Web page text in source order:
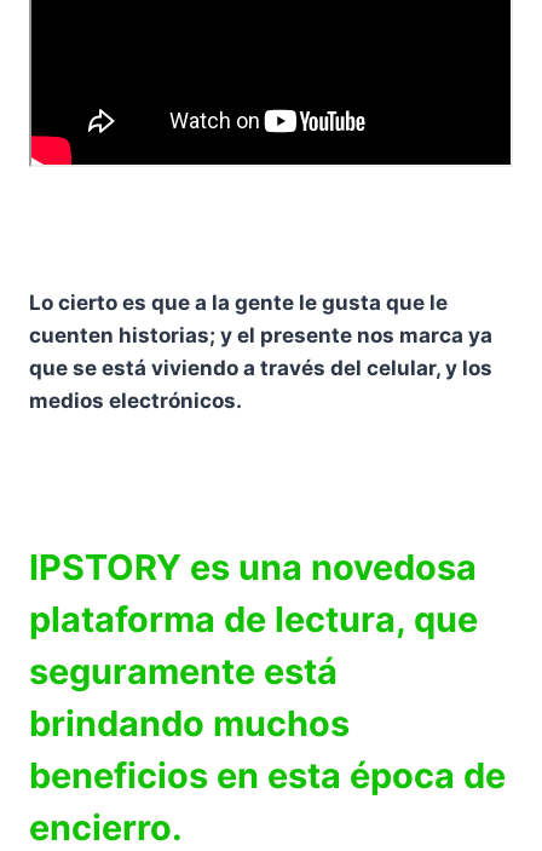
Lo cierto es que a la gente le gusta que le
cuenten historias; y el presente nos marca ya
que se está viviendo a través del celular, y los
medios electrónicos.
IPSTORY es una novedosa
plataforma de lectura, que
seguramente está
brindando muchos
beneficios en esta época de
encierro.